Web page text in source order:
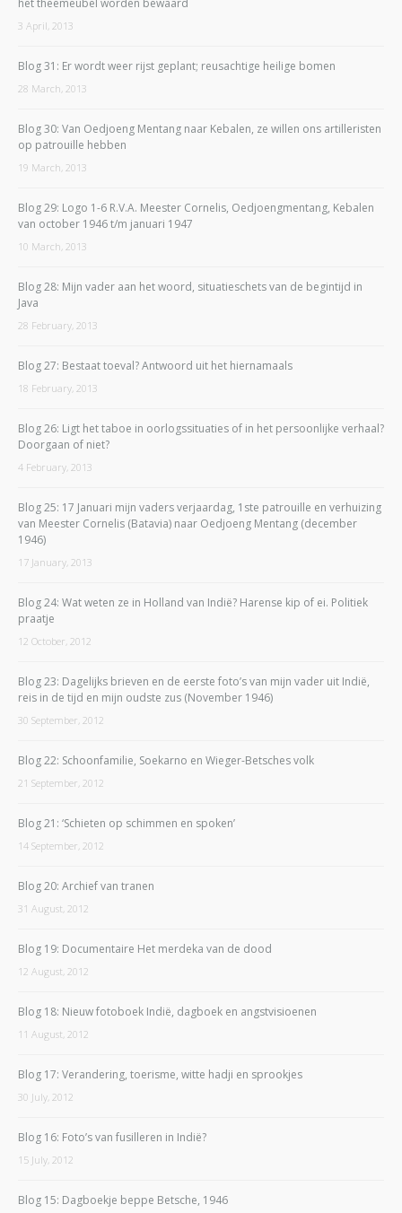
3 April, 2013
Blog 31: Er wordt weer rijst geplant; reusachtige heilige bomen
28 March, 2013
Blog 30: Van Oedjoeng Mentang naar Kebalen, ze willen ons artilleristen
op patrouille hebben
19 March, 2013
Blog 29: Logo 1-6 R.V.A. Meester Cornelis, Oedjoengmentang, Kebalen
van october 1946 t/m januari 1947
10 March, 2013
Blog 28: Mijn vader aan het woord, situatieschets van de begintijd in
Java
28 February, 2013
Blog 27: Bestaat toeval? Antwoord uit het hiernamaals
18 February, 2013
Blog 26: Ligt het taboe in oorlogssituaties of in het persoonlijke verhaal?
Doorgaan of niet?
4 February, 2013
Blog 25: 17 Januari mijn vaders verjaardag, 1ste patrouille en verhuizing
van Meester Cornelis (Batavia) naar Oedjoeng Mentang (december
1946)
17 January, 2013
Blog 24: Wat weten ze in Holland van Indië? Harense kip of ei. Politiek
praatje
12 October, 2012
Blog 23: Dagelijks brieven en de eerste foto’s van mijn vader uit Indië,
reis in de tijd en mijn oudste zus (November 1946)
30 September, 2012
Blog 22: Schoonfamilie, Soekarno en Wieger-Betsches volk
21 September, 2012
Blog 21: ‘Schieten op schimmen en spoken’
14 September, 2012
Blog 20: Archief van tranen
31 August, 2012
Blog 19: Documentaire Het merdeka van de dood
12 August, 2012
Blog 18: Nieuw fotoboek Indië, dagboek en angstvisioenen
11 August, 2012
Blog 17: Verandering, toerisme, witte hadji en sprookjes
30 July, 2012
Blog 16: Foto’s van fusilleren in Indië?
15 July, 2012
Blog 15: Dagboekje beppe Betsche, 1946